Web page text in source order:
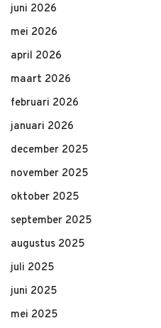
juni 2026
mei 2026
april 2026
maart 2026
februari 2026
januari 2026
december 2025
november 2025
oktober 2025
september 2025
augustus 2025
juli 2025
juni 2025
mei 2025